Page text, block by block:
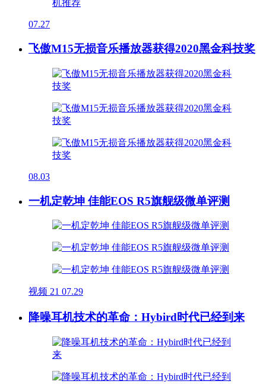
07.27
飞傲M15无损音乐播放器获得2020黑金科技奖
08.03
一机定乾坤 佳能EOS R5旗舰级微单评测
视频 21 07.29
降噪耳机技术的革命：Hybird时代已经到来